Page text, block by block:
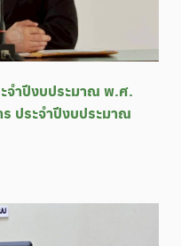
จำปีงบประมาณ พ.ศ.
ประจำปีงบประมาณ